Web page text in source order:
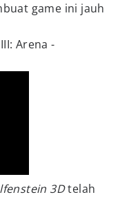
game ini jauh
Arena -
3Dtelah